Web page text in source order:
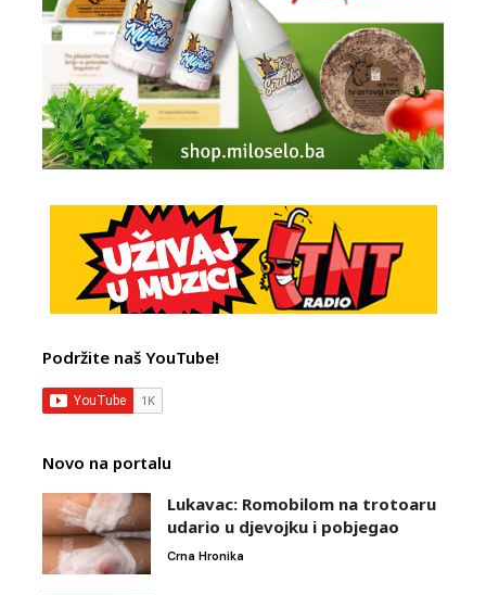
Podržite naš YouTube!
Novo na portalu
Lukavac: Romobilom na trotoaru
udario u djevojku i pobjegao
Crna Hronika